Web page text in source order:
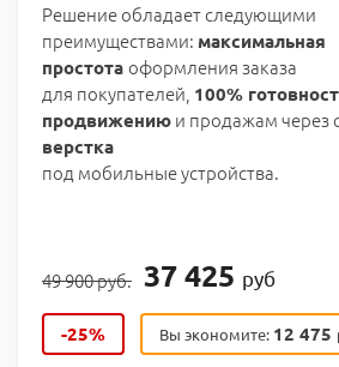
Решение обладает следующими
преимуществами: максимальная
простота оформления заказа
для покупателей, 100%
продвижению и продажам через
верстка
под мобильные устройства.
49 900 руб. 37 425 руб
-25% Вы экономите: 12 475